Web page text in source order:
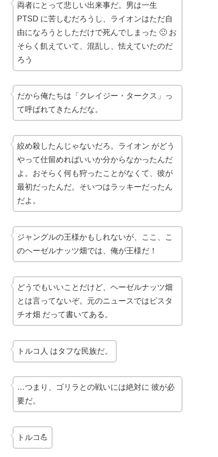
両者にとって悲しい出来事だ。男は一生
PTSD に苦しむだろうし、ライオンはただ自
由になろうとしただけで死んでしまった 🙁 お
そらく飢えていて、混乱し、怯えていたのだ
ろう
だから俺たちは「 クレイジー・タークス 」っ
て呼ばれてきたんだな。
絞め殺したんじゃないだろ。 ライオン がどう
やって仕留めればいいか分からなかったんだ
よ。おそらく何も狩ったことがなくて、彼が
最初だったんだ。そいつはラッキーだったん
だよ。
ジャングルの王様かもしれないが、ここ、こ
のヘーゼルナッツ畑では、俺が王様だ！
どうでもいいことだけど、ヘーゼルナッツ畑
とは言ってないぞ。元のニュースでは ピスタ
チオ畑 だって書いてある。
トルコ人 はタフな民族だ。
…つまり、ゴリラとの戦いには絶対に 彼が必
要だ。
トルコ💪